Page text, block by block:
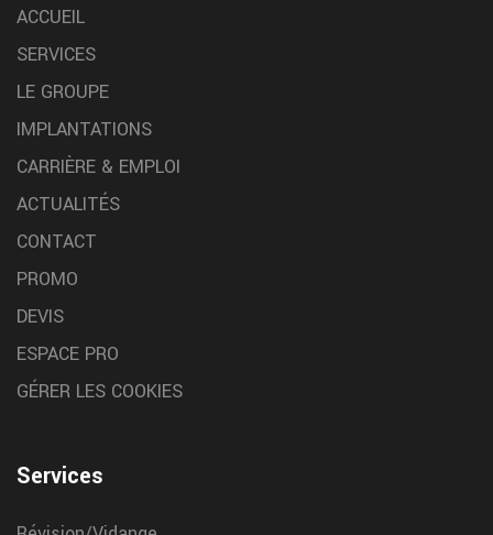
ACCUEIL
SERVICES
LE GROUPE
IMPLANTATIONS
CARRIÈRE & EMPLOI
ACTUALITÉS
CONTACT
PROMO
DEVIS
ESPACE PRO
GÉRER LES COOKIES
Services